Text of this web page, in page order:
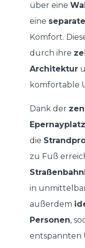
über eine
eine
Komfort.
durch ihre
Architektur
komfortable
Dank der
Epernayplatz
die
zu Fuß
in
außerdem
Personen,
entspannten